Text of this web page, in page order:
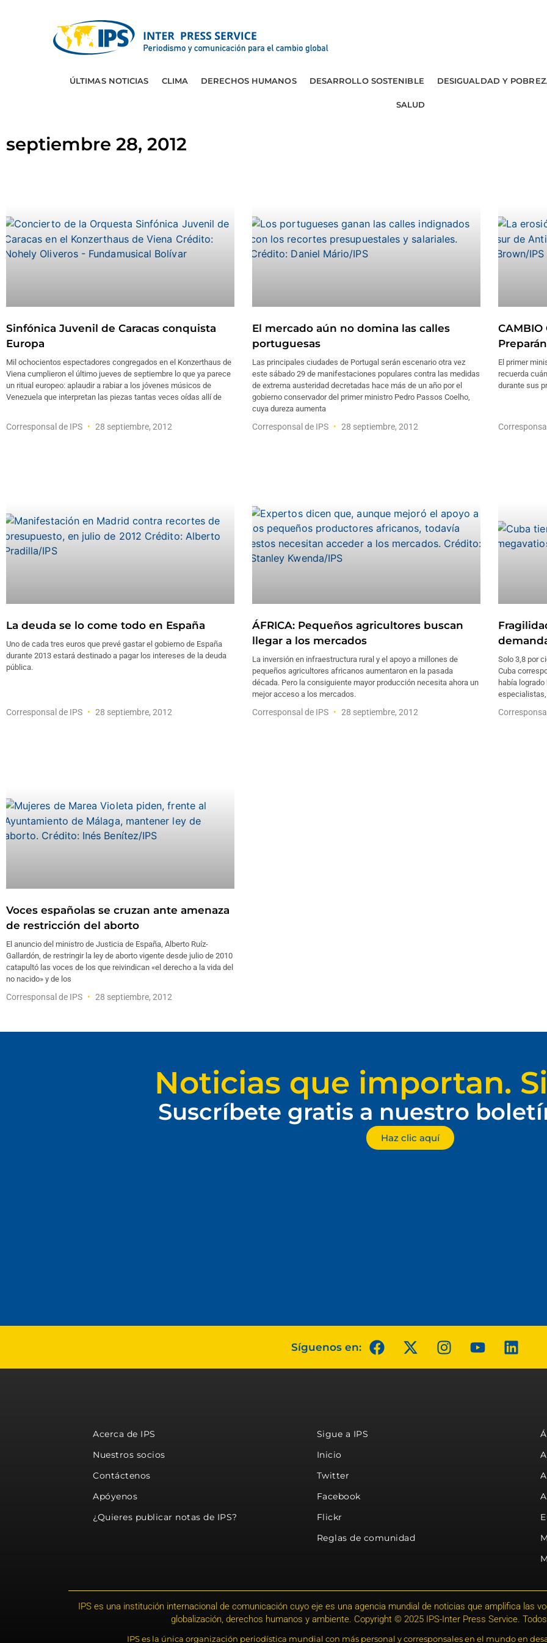
ÚLTIMAS NOTICIAS CLIMA DERECHOS HUMANOS DESARROLLO SOSTENIBLE DESIGUALDAD Y
SALUD
septiembre 28, 2012
Sinfónica Juvenil de Caracas conquista
Europa
Mil ochocientos espectadores congregados en el Konzerthaus de
Viena cumplieron el último jueves de septiembre lo que ya parece
un ritual europeo: aplaudir a rabiar a los jóvenes músicos de
Venezuela que interpretan las piezas tantas veces oídas allí de
Corresponsal de IPS 28 septiembre, 2012
El mercado aún no domina las calles
portuguesas
Las principales ciudades de Portugal serán escenario otra vez
este sábado 29 de manifestaciones populares contra las medidas
de extrema austeridad decretadas hace más de un año por el
gobierno conservador del primer ministro Pedro Passos Coelho,
cuya dureza aumenta
Corresponsal de IPS 28 septiembre, 2012
CAMBIO
El primer
recuerda
durante sus
La deuda se lo come todo en España
Uno de cada tres euros que prevé gastar el gobierno de España
durante 2013 estará destinado a pagar los intereses de la deuda
pública.
Corresponsal de IPS 28 septiembre, 2012
ÁFRICA: Pequeños agricultores buscan
llegar a los mercados
La inversión en infraestructura rural y el apoyo a millones de
pequeños agricultores africanos aumentaron en la pasada
década. Pero la consiguiente mayor producción necesita ahora un
mejor acceso a los mercados.
Corresponsal de IPS 28 septiembre, 2012
Solo 3,8 por
Cuba
había
Voces españolas se cruzan ante amenaza
de restricción del aborto
El anuncio del ministro de Justicia de España, Alberto Ruíz-
Gallardón, de restringir la ley de aborto vigente desde julio de 2010
catapultó las voces de los que reivindican «el derecho a la vida del
no nacido» y de los
Corresponsal de IPS 28 septiembre, 2012
Noticias que importan.
Suscríbete gratis a nuestro
Haz clic aquí
Síguenos en:
Acerca de IPS
Nuestros socios
Contáctenos
Apóyenos
¿Quieres publicar notas de IPS?
Sigue a IPS
Inicio
Twitter
Facebook
Flickr
Reglas de comunidad
IPS es una institución internacional de comunicación cuyo eje es una agencia mundial de noticias que amplifica las
globalización, derechos humanos y ambiente. Copyright © 2025 IPS-Inter Press Service.
IPS es la única organización periodística mundial con más personal y corresponsales en el mundo en